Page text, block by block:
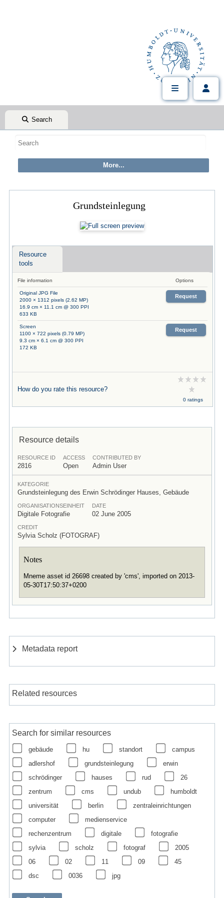
Search
Grundsteinlegung
Resource
tools
File information Options
Original JPG File
2000 × 1312 pixels (2.62 MP)
16.9 cm × 11.1 cm @ 300 PPI
633 KB
Request
Screen
1100 × 722 pixels (0.79 MP)
9.3 cm × 6.1 cm @ 300 PPI
172 KB
Request
How do you rate this resource?
0 ratings
Resource details
RESOURCE ID
2816
ACCESS
Open
CONTRIBUTED BY
Admin User
KATEGORIE
Grundsteinlegung des Erwin Schrödinger Hauses, Gebäude
ORGANISATIONSEINHEIT
Digitale Fotografie
DATE
02 June 2005
CREDIT
Sylvia Scholz (FOTOGRAF)
Notes
Mneme asset id 26698 created by 'cms', imported on 2013-
05-30T17:50:37+0200
Metadata report
Related resources
Search for similar resources
gebäude hu standort
campus
adlershof
grundsteinlegung
erwin
schrödinger
hauses rud
26
zentrum
cms undub
humboldt
universität
berlin
zentraleinrichtungen
computer
medienservice
rechenzentrum
digitale
fotografie
sylvia
scholz fotograf
2005
06
02 11 09
45
dsc
0036 jpg